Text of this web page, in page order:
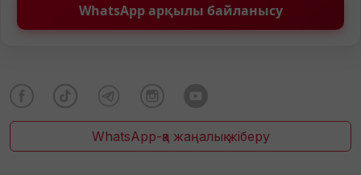
WhatsApp арқылы байланысу
WhatsApp-қа жаңалық жіберу